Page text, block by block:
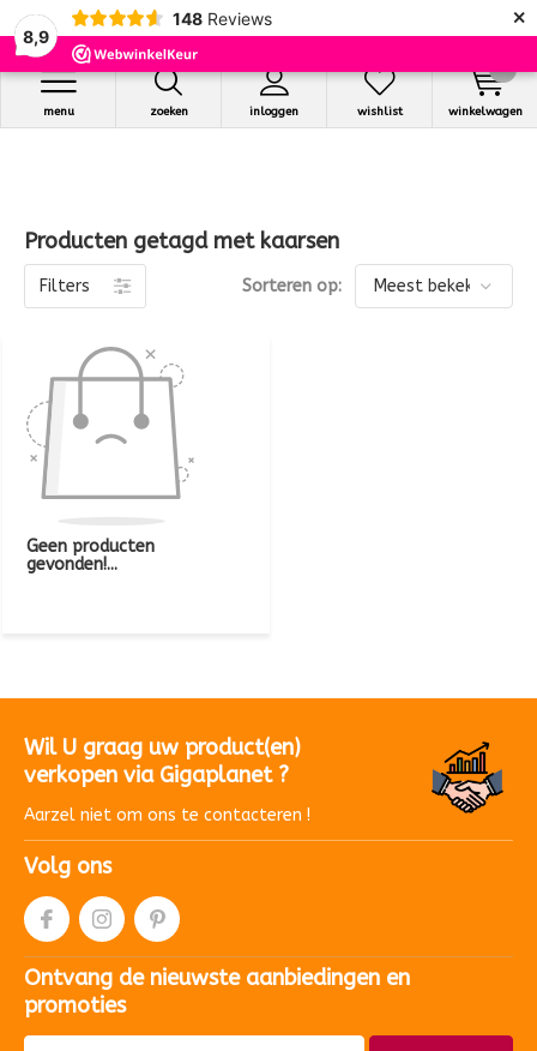
8,9
148 Reviews ×
zoeken inloggen
menu wishlist winkelwagen
Producten getagd met kaarsen
Filters Sorteren op:
Geen producten
gevonden!...
Wil U graag uw product(en)
verkopen via Gigaplanet ?
Aarzel niet om ons te contacteren !
Volg ons
Ontvang de nieuwste aanbiedingen en
promoties